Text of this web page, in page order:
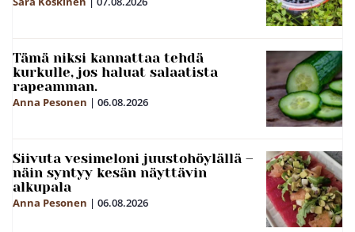
Tämä niksi kannattaa tehdä
kurkulle, jos haluat salaatista
rapeamman.
Anna Pesonen | 06.08.2026
Siivuta vesimeloni juustohöylällä –
näin syntyy kesän näyttävin
alkupala
Anna Pesonen | 06.08.2026